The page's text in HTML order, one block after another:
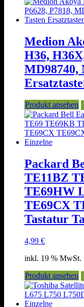
Medion
H36,
MD98740,
Produkt ansehen
Packard
TE11BZ
TE69HW
TE69CX
Tastatur
4,99 €
inkl. 19 % MwSt.
Produkt ansehen